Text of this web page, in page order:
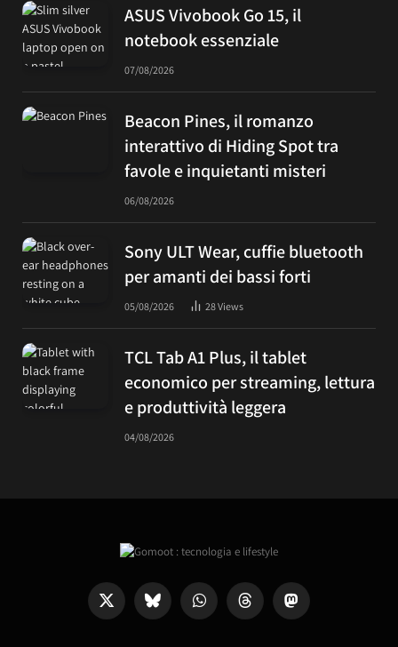
ASUS Vivobook Go 15, il
notebook essenziale
07/08/2026
Beacon Pines, il romanzo
interattivo di Hiding Spot tra
favole e inquietanti misteri
06/08/2026
Sony ULT Wear, cuffie bluetooth
per amanti dei bassi forti
05/08/2026 28Views
TCL Tab A1 Plus, il tablet
economico per streaming, lettura
e produttività leggera
04/08/2026
X
(Twitter)
Bluesky WhatsAppThreads Mastodon